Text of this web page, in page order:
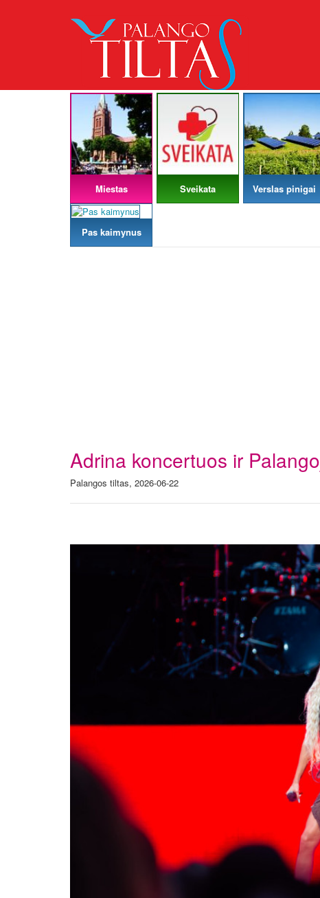
Miestas Sveikata Verslas pinigai
Pas kaimynus
Adrina koncertuos ir
Palangos tiltas, 2026-06-22